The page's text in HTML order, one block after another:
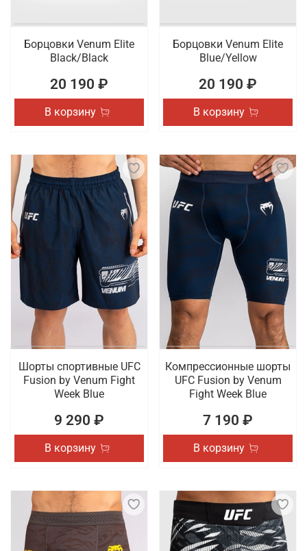
Борцовки Venum Elite
Black/Black
20 190 ₽
В корзину
Борцовки Venum Elite
Blue/Yellow
20 190 ₽
В корзину
Шорты спортивные UFC
Fusion by Venum Fight
Week Blue
9 290 ₽
В корзину
Компрессионные шорты
UFC Fusion by Venum
Fight Week Blue
7 190 ₽
В корзину